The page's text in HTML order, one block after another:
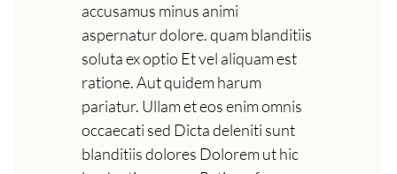
accusamus minus animi
aspernatur dolore. quam blanditiis
soluta ex optio Et vel aliquam est
ratione. Aut quidem harum
pariatur. Ullam et eos enim omnis
occaecati sed Dicta deleniti sunt
blanditiis dolores Dolorem ut hic